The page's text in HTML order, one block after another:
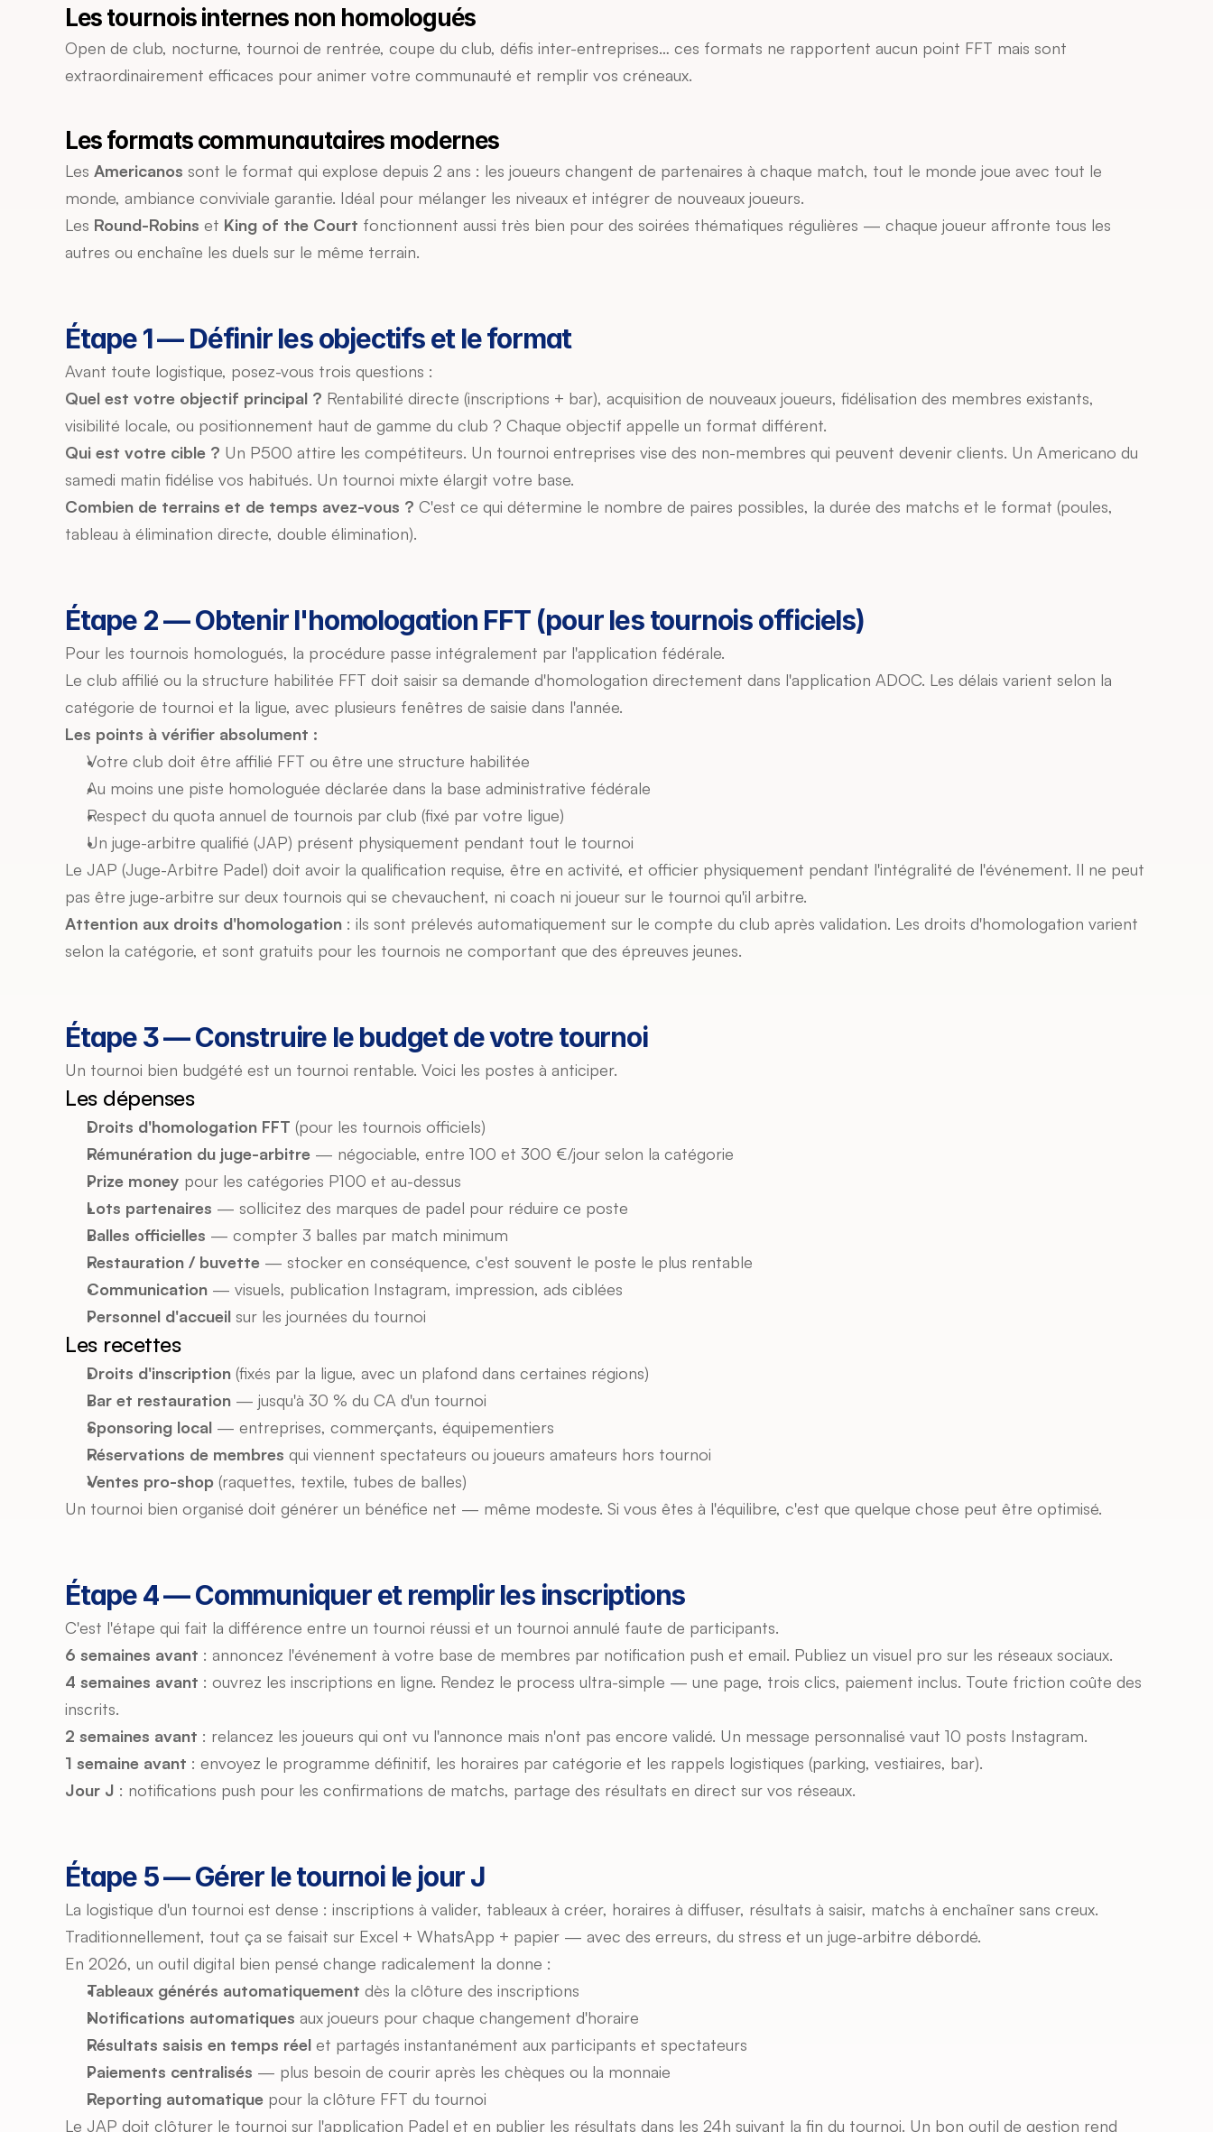
Les tournois internes non homologués
Open de club, nocturne, tournoi de rentrée, coupe du club, défis inter-entreprises… ces formats ne rapportent aucun point FFT mais sont
extraordinairement efficaces pour animer votre communauté et remplir vos créneaux.
Les formats communautaires modernes
Les Americanos sont le format qui explose depuis 2 ans : les joueurs changent de partenaires à chaque match, tout le monde joue avec tout le
monde, ambiance conviviale garantie. Idéal pour mélanger les niveaux et intégrer de nouveaux joueurs.
Les Round-Robins et King of the Court fonctionnent aussi très bien pour des soirées thématiques régulières — chaque joueur affronte tous les
autres ou enchaîne les duels sur le même terrain.
Étape 1 — Définir les objectifs et le format
Avant toute logistique, posez-vous trois questions :
Quel est votre objectif principal ? Rentabilité directe (inscriptions + bar), acquisition de nouveaux joueurs, fidélisation des membres existants,
visibilité locale, ou positionnement haut de gamme du club ? Chaque objectif appelle un format différent.
Qui est votre cible ? Un P500 attire les compétiteurs. Un tournoi entreprises vise des non-membres qui peuvent devenir clients. Un Americano du
samedi matin fidélise vos habitués. Un tournoi mixte élargit votre base.
Combien de terrains et de temps avez-vous ? C'est ce qui détermine le nombre de paires possibles, la durée des matchs et le format (poules,
tableau à élimination directe, double élimination).
Étape 2 — Obtenir l'homologation FFT (pour les tournois officiels)
Pour les tournois homologués, la procédure passe intégralement par l'application fédérale.
Le club affilié ou la structure habilitée FFT doit saisir sa demande d'homologation directement dans l'application ADOC. Les délais varient selon la
catégorie de tournoi et la ligue, avec plusieurs fenêtres de saisie dans l'année.
Les points à vérifier absolument :
Votre club doit être affilié FFT ou être une structure habilitée
Au moins une piste homologuée déclarée dans la base administrative fédérale
Respect du quota annuel de tournois par club (fixé par votre ligue)
Un juge-arbitre qualifié (JAP) présent physiquement pendant tout le tournoi
Le JAP (Juge-Arbitre Padel) doit avoir la qualification requise, être en activité, et officier physiquement pendant l'intégralité de l'événement. Il ne peut
pas être juge-arbitre sur deux tournois qui se chevauchent, ni coach ni joueur sur le tournoi qu'il arbitre.
Attention aux droits d'homologation : ils sont prélevés automatiquement sur le compte du club après validation. Les droits d'homologation varient
selon la catégorie, et sont gratuits pour les tournois ne comportant que des épreuves jeunes.
Étape 3 — Construire le budget de votre tournoi
Un tournoi bien budgété est un tournoi rentable. Voici les postes à anticiper.
Les dépenses
Droits d'homologation FFT (pour les tournois officiels)
Rémunération du juge-arbitre — négociable, entre 100 et 300 €/jour selon la catégorie
Prize money pour les catégories P100 et au-dessus
Lots partenaires — sollicitez des marques de padel pour réduire ce poste
Balles officielles — compter 3 balles par match minimum
Restauration / buvette — stocker en conséquence, c'est souvent le poste le plus rentable
Communication — visuels, publication Instagram, impression, ads ciblées
Personnel d'accueil sur les journées du tournoi
Les recettes
Droits d'inscription (fixés par la ligue, avec un plafond dans certaines régions)
Bar et restauration — jusqu'à 30 % du CA d'un tournoi
Sponsoring local — entreprises, commerçants, équipementiers
Réservations de membres qui viennent spectateurs ou joueurs amateurs hors tournoi
Ventes pro-shop (raquettes, textile, tubes de balles)
Un tournoi bien organisé doit générer un bénéfice net — même modeste. Si vous êtes à l'équilibre, c'est que quelque chose peut être optimisé.
Étape 4 — Communiquer et remplir les inscriptions
C'est l'étape qui fait la différence entre un tournoi réussi et un tournoi annulé faute de participants.
6 semaines avant : annoncez l'événement à votre base de membres par notification push et email. Publiez un visuel pro sur les réseaux sociaux.
4 semaines avant : ouvrez les inscriptions en ligne. Rendez le process ultra-simple — une page, trois clics, paiement inclus. Toute friction coûte des
inscrits.
2 semaines avant : relancez les joueurs qui ont vu l'annonce mais n'ont pas encore validé. Un message personnalisé vaut 10 posts Instagram.
1 semaine avant : envoyez le programme définitif, les horaires par catégorie et les rappels logistiques (parking, vestiaires, bar).
Jour J : notifications push pour les confirmations de matchs, partage des résultats en direct sur vos réseaux.
Étape 5 — Gérer le tournoi le jour J
La logistique d'un tournoi est dense : inscriptions à valider, tableaux à créer, horaires à diffuser, résultats à saisir, matchs à enchaîner sans creux.
Traditionnellement, tout ça se faisait sur Excel + WhatsApp + papier — avec des erreurs, du stress et un juge-arbitre débordé.
En 2026, un outil digital bien pensé change radicalement la donne :
Tableaux générés automatiquement dès la clôture des inscriptions
Notifications automatiques aux joueurs pour chaque changement d'horaire
Résultats saisis en temps réel et partagés instantanément aux participants et spectateurs
Paiements centralisés — plus besoin de courir après les chèques ou la monnaie
Reporting automatique pour la clôture FFT du tournoi
Le JAP doit clôturer le tournoi sur l'application Padel et en publier les résultats dans les 24h suivant la fin du tournoi. Un bon outil de gestion rend